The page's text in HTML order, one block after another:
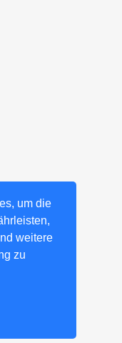
um die
weitere
zu